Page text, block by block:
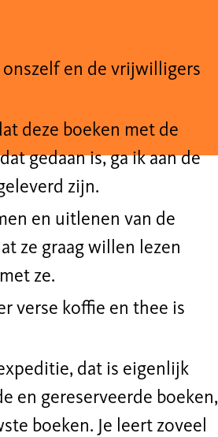
onszelf en de vrijwilligers
deze boeken met de
gedaan is, ga ik aan de
zijn.
en uitlenen van de
ze graag willen lezen
ze.
verse koffie en thee is
dat is eigenlijk
en gereserveerde boeken,
boeken. Je leert zoveel